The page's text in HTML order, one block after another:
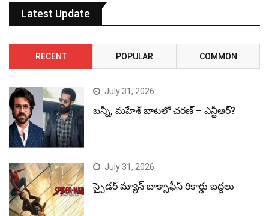
Latest Update
RECENT POPULAR COMMON
July 31, 2026
బన్నీ, మహేశ్ బాటలో చరణ్ – ఎన్టీఆర్?
July 31, 2026
స్పైడర్ మ్యాన్ బాక్సాఫీస్ రికార్డు బద్దలు